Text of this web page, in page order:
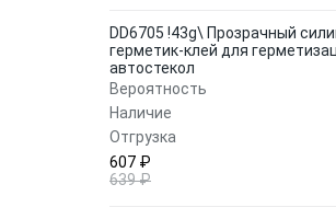
DD6705 !43g\ Прозрачный
герметик-клей для
автостекол
Вероятность
Наличие
Отгрузка
607 ₽
639 ₽